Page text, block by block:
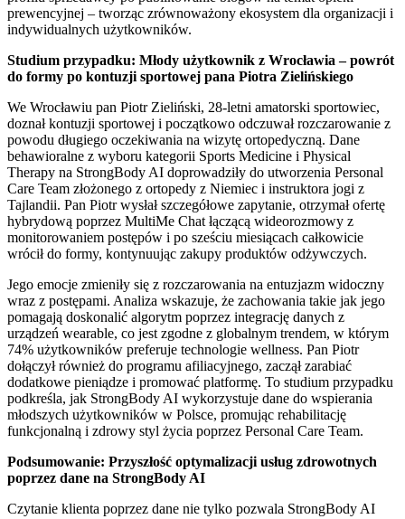
prewencyjnej – tworząc zrównoważony ekosystem dla organizacji i
indywidualnych użytkowników.
Studium przypadku: Młody użytkownik z Wrocławia – powrót
do formy po kontuzji sportowej pana Piotra Zielińskiego
We Wrocławiu pan Piotr Zieliński, 28-letni amatorski sportowiec,
doznał kontuzji sportowej i początkowo odczuwał rozczarowanie z
powodu długiego oczekiwania na wizytę ortopedyczną. Dane
behawioralne z wyboru kategorii Sports Medicine i Physical
Therapy na StrongBody AI doprowadziły do utworzenia Personal
Care Team złożonego z ortopedy z Niemiec i instruktora jogi z
Tajlandii. Pan Piotr wysłał szczegółowe zapytanie, otrzymał ofertę
hybrydową poprzez MultiMe Chat łączącą wideorozmowy z
monitorowaniem postępów i po sześciu miesiącach całkowicie
wrócił do formy, kontynuując zakupy produktów odżywczych.
Jego emocje zmieniły się z rozczarowania na entuzjazm widoczny
wraz z postępami. Analiza wskazuje, że zachowania takie jak jego
pomagają doskonalić algorytm poprzez integrację danych z
urządzeń wearable, co jest zgodne z globalnym trendem, w którym
74% użytkowników preferuje technologie wellness. Pan Piotr
dołączył również do programu afiliacyjnego, zaczął zarabiać
dodatkowe pieniądze i promować platformę. To studium przypadku
podkreśla, jak StrongBody AI wykorzystuje dane do wspierania
młodszych użytkowników w Polsce, promując rehabilitację
funkcjonalną i zdrowy styl życia poprzez Personal Care Team.
Podsumowanie: Przyszłość optymalizacji usług zdrowotnych
poprzez dane na StrongBody AI
Czytanie klienta poprzez dane nie tylko pozwala StrongBody AI